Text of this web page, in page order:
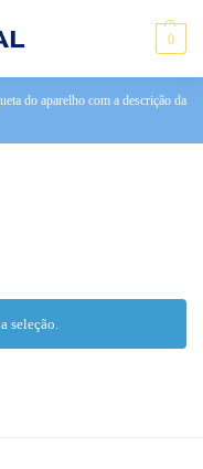
0
do aparelho com a descrição da
seleção.